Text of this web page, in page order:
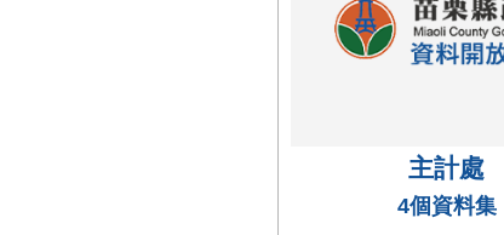
主計處
4個資料集